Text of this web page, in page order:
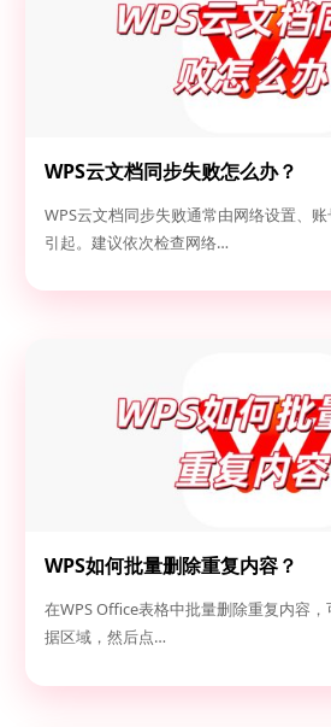
WPS云文档同步失败怎么办？
WPS云文档同步失败通常由网络设置、
引起。建议依次检查网络…
WPS如何批量删除重复内容？
在WPS Office表格中批量删除重复内容
据区域，然后点…